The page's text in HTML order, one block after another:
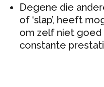
Degene die
of ‘slap’, heeft
om zelf niet
constante